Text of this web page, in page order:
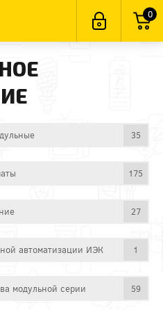
0
35
175
27
автоматизации ИЭК 1
модульной серии 59